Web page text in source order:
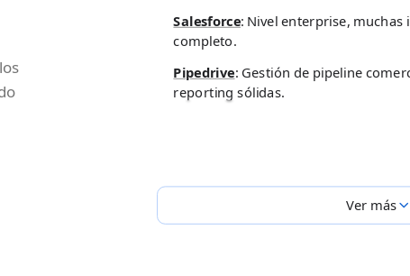
Salesforce: Nivel enterprise,
completo.
Pipedrive: Gestión de pipeline
reporting sólidas.
Ver más